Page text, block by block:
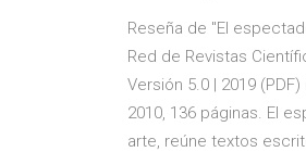
Reseña de "El
Red de Revistas
Versión 5.0 | 2019
2010, 136 páginas. El
arte, reúne textos